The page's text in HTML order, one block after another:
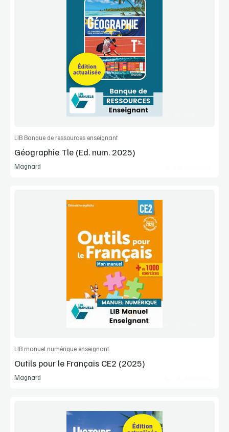
Voir la démo
Extrait
Commander l'article
LIB Banque de ressources enseignant
Géographie Tle (Ed. num. 2025)
Magnard
Voir la démo
Extrait
Commander l'article
LIB manuel numérique enseignant
Outils pour le Français CE2 (2025)
Magnard